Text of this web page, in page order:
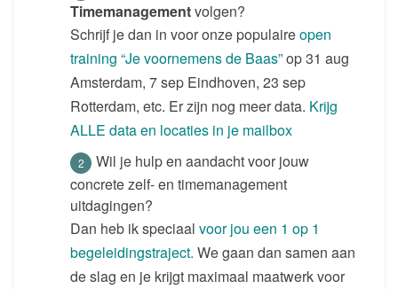
Timemanagementvolgen?
Schrijf je dan in voor onze populaireopen
training “Je voornemens de Baas”op 31 aug
Amsterdam, 7 sep Eindhoven, 23 sep
Rotterdam, etc. Er zijn nog meer data. Krijg
ALLE data en locaties in je mailbox
Wil je hulp en aandacht voor jouw
concrete zelf- en timemanagement
uitdagingen?
Dan heb ik speciaal voor jou een 1 op 1
begeleidingstraject. We gaan dan samen aan
de slag en je krijgt maximaal maatwerk voor